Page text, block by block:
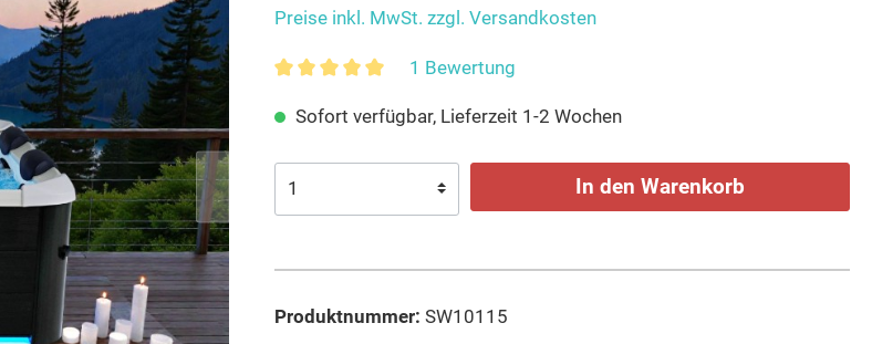
Preise inkl. MwSt. zzgl. Versandkosten
1 Bewertung
Sofort verfügbar, Lieferzeit 1-2 Wochen
In den Warenkorb
Produktnummer: SW10115